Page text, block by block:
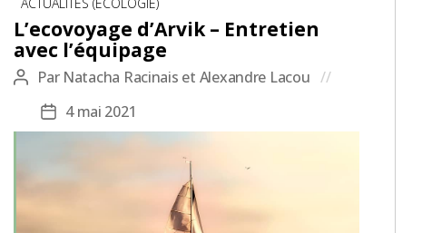
L’ecovoyage d’Arvik – Entretien
avec l’équipage
Auteur
l’article
Par Natacha Racinais et Alexandre Lacou
Date
de
4 mai 2021